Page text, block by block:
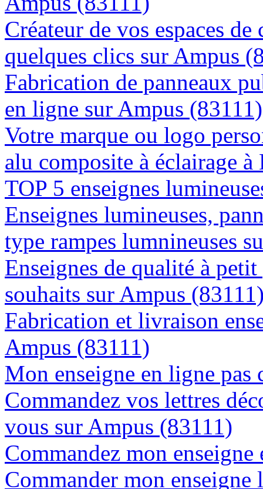
Créateur de vos espaces
quelques clics sur Ampus
Fabrication de panneaux
en ligne sur Ampus (83111)
Votre marque ou logo
alu composite à éclairage
TOP 5 enseignes
Enseignes lumineuses,
type rampes lumnineuses
Enseignes de qualité à
souhaits sur Ampus
Fabrication et livraison
Ampus (83111)
Mon enseigne en ligne pas
Commandez vos lettres
vous sur Ampus (83111)
Commandez mon
Commander mon